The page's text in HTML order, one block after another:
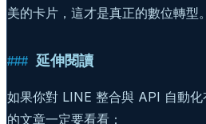
美的卡片，這才是真正的數位轉型。
延伸閱讀
如果你對 LINE 整合與 API 自動
的文章一定要看看：